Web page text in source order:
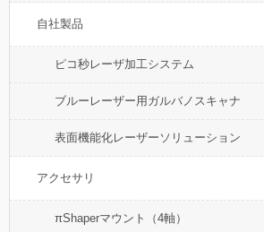
自社製品
ピコ秒レーザ加工システム
ブルーレーザー用ガルバノスキャナ
表面機能化レーザーソリューション
アクセサリ
πShaperマウント（4軸）